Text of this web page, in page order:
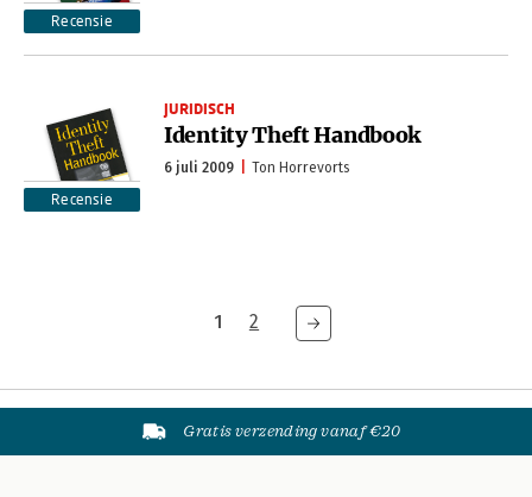
Recensie
Recensie
JURIDISCH
Identity Theft Handbook
6 juli 2009 Ton Horrevorts
1 2
Gratis verzending vanaf €20